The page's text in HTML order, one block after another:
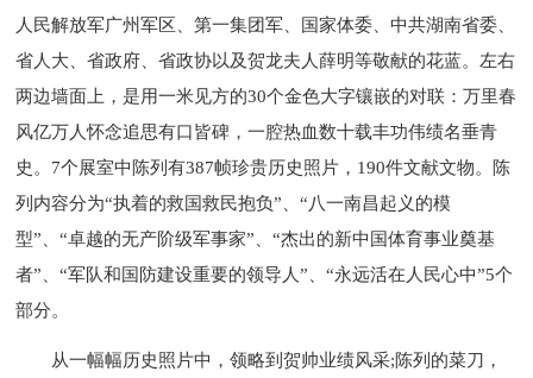
人民解放军广州军区、第一集团军、国家体委、中共湖南省委、
省人大、省政府、省政协以及贺龙夫人薛明等敬献的花蓝。左右
两边墙面上，是用一米见方的30个金色大字镶嵌的对联：万里春
风亿万人怀念追思有口皆碑，一腔热血数十载丰功伟绩名垂青
史。7个展室中陈列有387帧珍贵历史照片，190件文献文物。陈
列内容分为“执着的救国救民抱负”、“八一南昌起义的模
型”、“卓越的无产阶级军事家”、“杰出的新中国体育事业奠基
者”、“军队和国防建设重要的领导人”、“永远活在人民心中”5个
部分。
从一幅幅历史照片中，领略到贺帅业绩风采;陈列的菜刀，